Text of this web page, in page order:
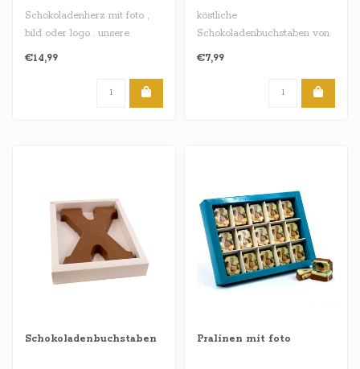
Schokoladenherz mit foto ,
bild oder logo . unsere
Herzen sind im vollmilch , za..
€14,99
köstliche
Schokoladenbuchstaben von
ca. 200 Gramm , und
€7,99
Schokoladenbuchstaben Pralinen mit foto